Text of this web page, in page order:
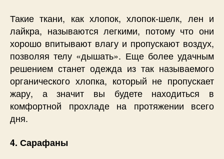
Такие ткани, как хлопок, хлопок-шелк, лен и
лайкра, называются легкими, потому что они
хорошо впитывают влагу и пропускают воздух,
позволяя телу «дышать». Еще более удачным
решением станет одежда из так называемого
органического хлопка, который не пропускает
жару, а значит вы будете находиться в
комфортной прохладе на протяжении всего
дня.
4. Сарафаны